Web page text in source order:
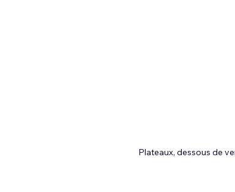
Plateaux, dessous de